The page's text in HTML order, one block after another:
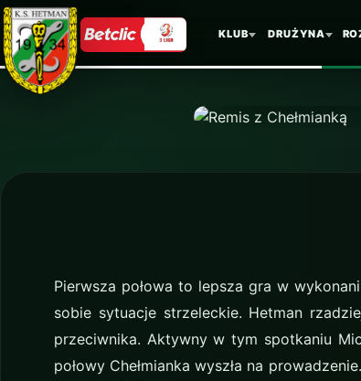
KLUB DRUŻYNA
AKTUALNOŚĆ
Remis
Pierwsza połowa to lepsza gra w
sobie sytuacje strzeleckie. Hetman
przeciwnika. Aktywny w tym spotkaniu
połowy Chełmianka wyszła na